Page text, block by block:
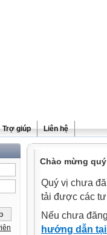
Trợ giúp Liên hệ
Chào mừng
Quý vị chưa
tải được các
Nếu chưa
hướng dẫn